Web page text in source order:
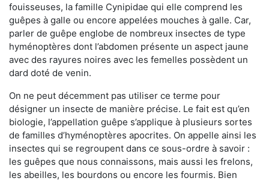
fouisseuses, la famille Cynipidae qui elle comprend les
guêpes à galle ou encore appelées mouches à galle. Car,
parler de guêpe englobe de nombreux insectes de type
hyménoptères dont l’abdomen présente un aspect jaune
avec des rayures noires avec les femelles possèdent un
dard doté de venin.
On ne peut décemment pas utiliser ce terme pour
désigner un insecte de manière précise. Le fait est qu’en
biologie, l’appellation guêpe s’applique à plusieurs sortes
de familles d’hyménoptères apocrites. On appelle ainsi les
insectes qui se regroupent dans ce sous-ordre à savoir :
les guêpes que nous connaissons, mais aussi les frelons,
les abeilles, les bourdons ou encore les fourmis. Bien